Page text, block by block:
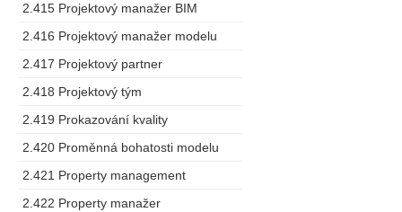
2.415 Projektový manažer BIM
2.416 Projektový manažer modelu
2.417 Projektový partner
2.418 Projektový tým
2.419 Prokazování kvality
2.420 Proměnná bohatosti modelu
2.421 Property management
2.422 Property manažer